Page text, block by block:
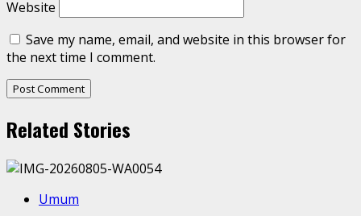
Website
Save my name, email, and website in this browser for
the next time I comment.
Related Stories
Umum